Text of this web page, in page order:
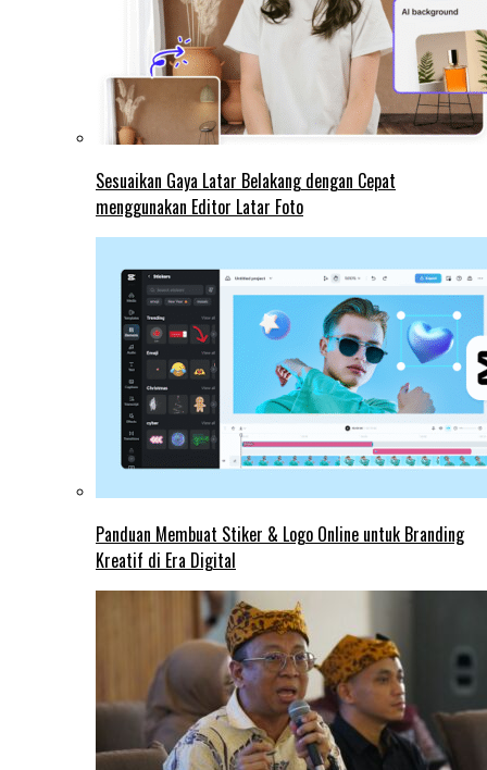
Sesuaikan Gaya Latar Belakang dengan Cepat
menggunakan Editor Latar Foto
Panduan Membuat Stiker & Logo Online untuk Branding
Kreatif di Era Digital